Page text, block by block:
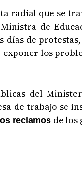
radial que se
de
de
los
del
de trabajo se
reclamos de los